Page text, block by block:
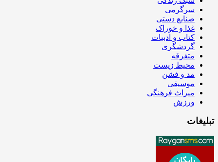
سرگرمی
صنایع دستی
غذا و خوراک
کتاب و ادبیات
گردشگری
متفرقه
محیط زیست
مد و فشن
موسیقی
میراث فرهنگی
ورزش
تبلیغات